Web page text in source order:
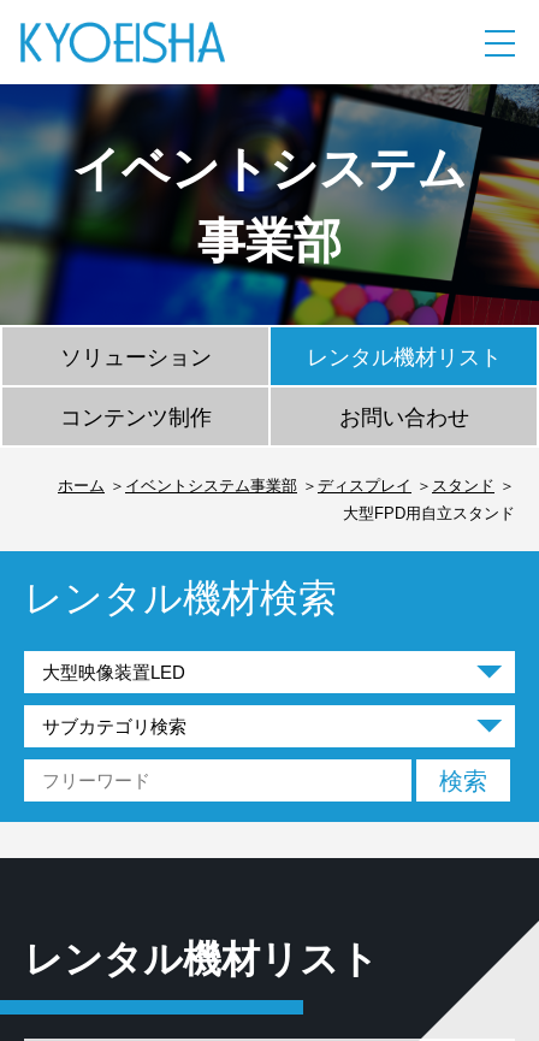
イベントシステム
事業部
ソリューション レンタル機材リスト
コンテンツ制作 お問い合わせ
ホーム イベントシステム事業部 ディスプレイ
スタンド
大型FPD用自立スタンド
レンタル機材検索
レンタル機材リスト